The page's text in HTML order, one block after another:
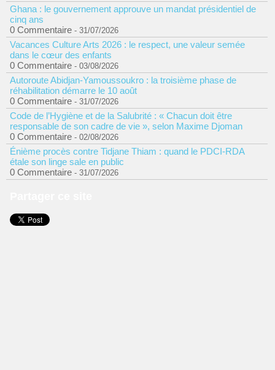
Ghana : le gouvernement approuve un mandat présidentiel de
cinq ans
0 Commentaire - 31/07/2026
Vacances Culture Arts 2026 : le respect, une valeur semée
dans le cœur des enfants
0 Commentaire - 03/08/2026
Autoroute Abidjan-Yamoussoukro : la troisième phase de
réhabilitation démarre le 10 août
0 Commentaire - 31/07/2026
Code de l’Hygiène et de la Salubrité : « Chacun doit être
responsable de son cadre de vie », selon Maxime Djoman
0 Commentaire - 02/08/2026
Énième procès contre Tidjane Thiam : quand le PDCI-RDA
étale son linge sale en public
0 Commentaire - 31/07/2026